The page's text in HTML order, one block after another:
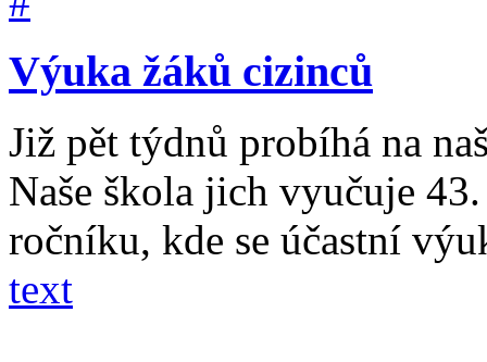
Výuka žáků cizinců
Již pět týdnů probíhá na
Naše škola jich vyučuje
ročníku, kde se účastní
text